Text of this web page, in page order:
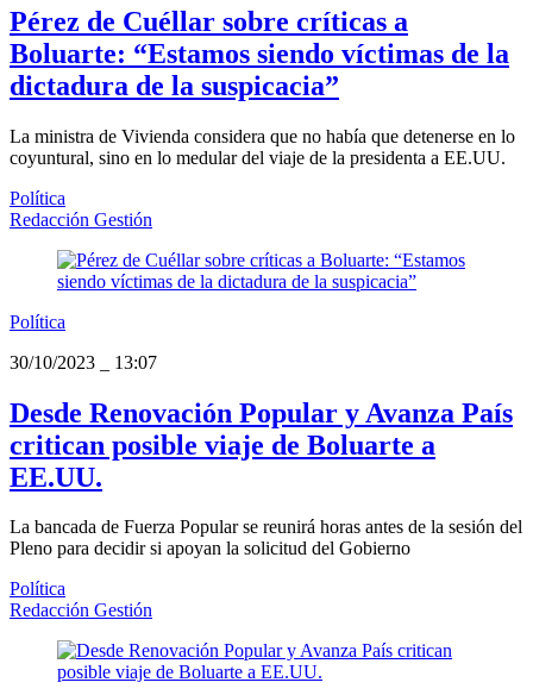
Pérez de Cuéllar sobre críticas a
Boluarte: “Estamos siendo víctimas de la
dictadura de la suspicacia”
La ministra de Vivienda considera que no había que detenerse en lo
coyuntural, sino en lo medular del viaje de la presidenta a EE.UU.
Política
Redacción Gestión
Política
30/10/2023
13:07
Desde Renovación Popular y Avanza País
critican posible viaje de Boluarte a
EE.UU.
La bancada de Fuerza Popular se reunirá horas antes de la sesión del
Pleno para decidir si apoyan la solicitud del Gobierno
Política
Redacción Gestión